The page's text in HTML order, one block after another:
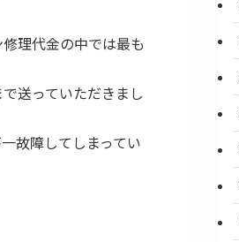
理代金の中では最も
送っていただきまし
故障してしまってい